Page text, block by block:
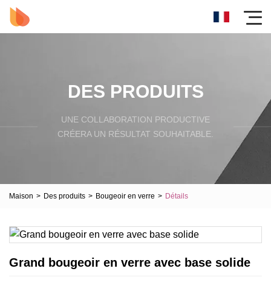
DES PRODUITS
UNE COLLABORATION PRODUCTIVE
CRÉERA UN RÉSULTAT SOUHAITABLE.
Maison > Des produits > Bougeoir en verre > Détails
Grand bougeoir en verre avec base solide